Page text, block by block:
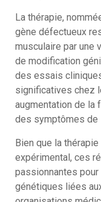
La thérapie,
gène défectueux
musculaire par une
de modification
des essais
significatives chez
augmentation de la
des symptômes de
Bien que la
expérimental, ces
passionnantes
génétiques liées